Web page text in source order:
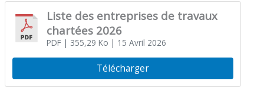
Liste des entreprises de travaux
chartées 2026
PDF| 355,29 Ko | 15 Avril 2026
Télécharger